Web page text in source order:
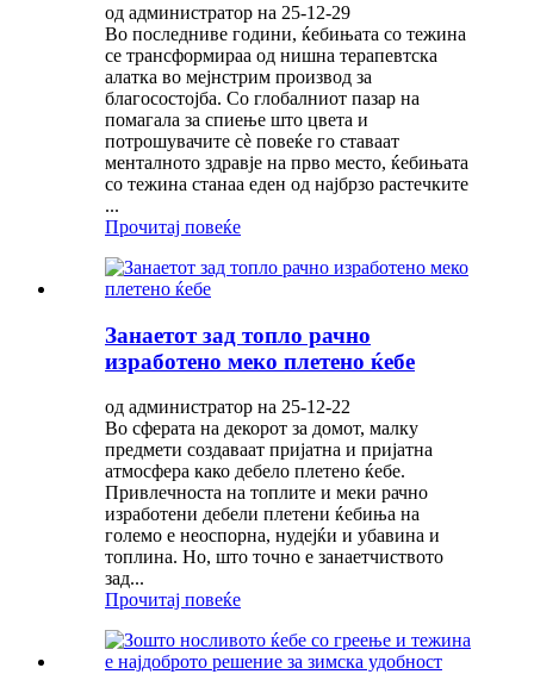
од администратор на 25-12-29
Во последниве години, ќебињата со тежина
се трансформираа од нишна терапевтска
алатка во мејнстрим производ за
благосостојба. Со глобалниот пазар на
помагала за спиење што цвета и
потрошувачите сè повеќе го ставаат
менталното здравје на прво место, ќебињата
со тежина станаа еден од најбрзо растечките
...
Прочитај повеќе
Занаетот зад топло рачно
изработено меко плетено ќебе
од администратор на 25-12-22
Во сферата на декорот за домот, малку
предмети создаваат пријатна и пријатна
атмосфера како дебело плетено ќебе.
Привлечноста на топлите и меки рачно
изработени дебели плетени ќебиња на
големо е неоспорна, нудејќи и убавина и
топлина. Но, што точно е занаетчиството
зад...
Прочитај повеќе